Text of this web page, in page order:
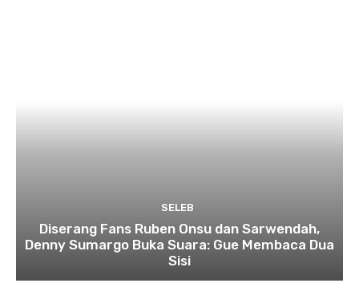
SELEB
Diserang Fans Ruben Onsu dan Sarwendah,
Denny Sumargo Buka Suara: Gue Membaca Dua
Sisi